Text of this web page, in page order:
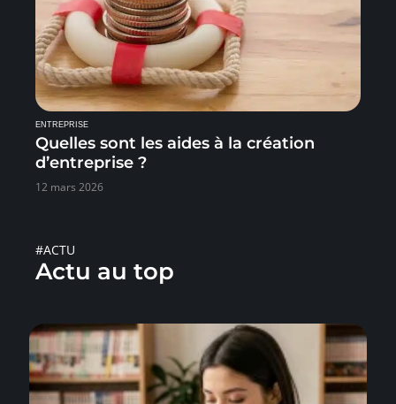
ENTREPRISE
Quelles sont les aides à la création
d’entreprise ?
12 mars 2026
#ACTU
Actu au top